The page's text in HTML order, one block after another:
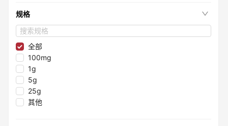
≤99.1%
≤98.6%
≤98.35%
≤99.75%
≤99.997%
≤99.995%
≤96.1%
≤98.05%
规格
全部
100mg
1g
5g
25g
其他